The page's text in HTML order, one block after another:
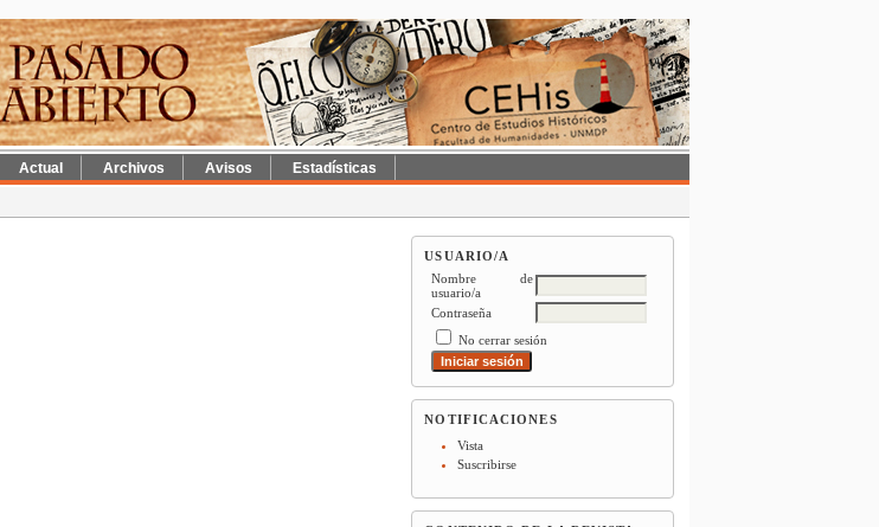
USUARIO/A
Nombre de
usuario/a
Contraseña
No cerrar sesión
NOTIFICACIONES
Vista
Suscribirse
Actual Archivos Avisos Estadísticas